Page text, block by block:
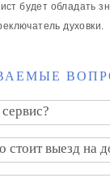
будет обладать
духовки.
стоит выезд на